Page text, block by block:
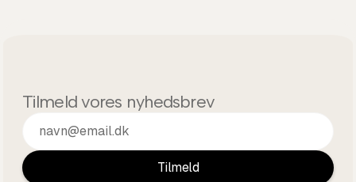
Tilmeld vores nyhedsbrev